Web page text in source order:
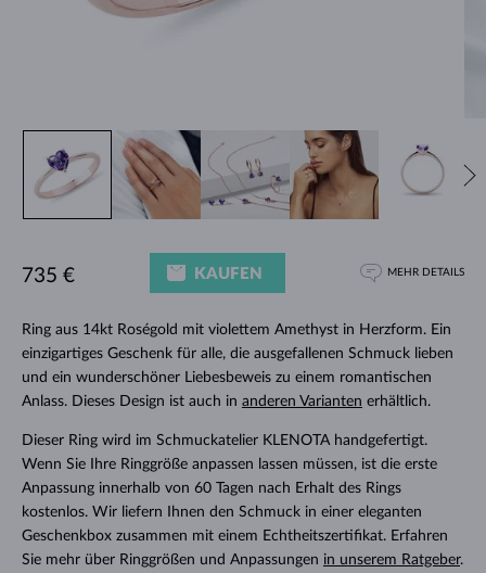
Ring aus 14kt Roségold mit violettem Amethyst in Herzform. Ein
einzigartiges Geschenk für alle, die ausgefallenen Schmuck lieben
und ein wunderschöner Liebesbeweis zu einem romantischen
Anlass. Dieses Design ist auch in anderen Varianten erhältlich.
Dieser Ring wird im Schmuckatelier KLENOTA handgefertigt.
Wenn Sie Ihre Ringgröße anpassen lassen müssen, ist die erste
Anpassung innerhalb von 60 Tagen nach Erhalt des Rings
kostenlos. Wir liefern Ihnen den Schmuck in einer eleganten
Geschenkbox zusammen mit einem Echtheitszertifikat. Erfahren
Sie mehr über Ringgrößen und Anpassungen in unserem Ratgeber.
735 € KAUFEN MEHR DETAILS